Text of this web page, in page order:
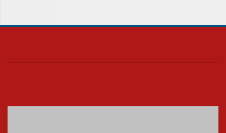
realizará nova edição da Feira